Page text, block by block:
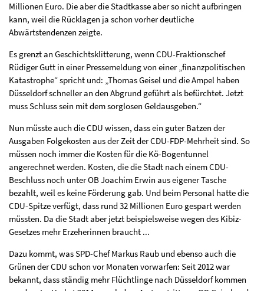
Millionen Euro. Die aber die Stadtkasse aber so nicht aufbringen
kann, weil die Rücklagen ja schon vorher deutliche
Abwärtstendenzen zeigte.
Es grenzt an Geschichtsklitterung, wenn CDU-Fraktionschef
Rüdiger Gutt in einer Pressemeldung von einer „finanzpolitischen
Katastrophe“ spricht und: „Thomas Geisel und die Ampel haben
Düsseldorf schneller an den Abgrund geführt als befürchtet. Jetzt
muss Schluss sein mit dem sorglosen Geldausgeben.“
Nun müsste auch die CDU wissen, dass ein guter Batzen der
Ausgaben Folgekosten aus der Zeit der CDU-FDP-Mehrheit sind. So
müssen noch immer die Kosten für die Kö-Bogentunnel
angerechnet werden. Kosten, die die Stadt nach einem CDU-
Beschluss noch unter OB Joachim Erwin aus eigener Tasche
bezahlt, weil es keine Förderung gab. Und beim Personal hatte die
CDU-Spitze verfügt, dass rund 32 Millionen Euro gespart werden
müssten. Da die Stadt aber jetzt beispielsweise wegen des Kibiz-
Gesetzes mehr Erzeherinnen braucht ...
Dazu kommt, was SPD-Chef Markus Raub und ebenso auch die
Grünen der CDU schon vor Monaten vorwarfen: Seit 2012 war
bekannt, dass ständig mehr Flüchtlinge nach Düsseldorf kommen